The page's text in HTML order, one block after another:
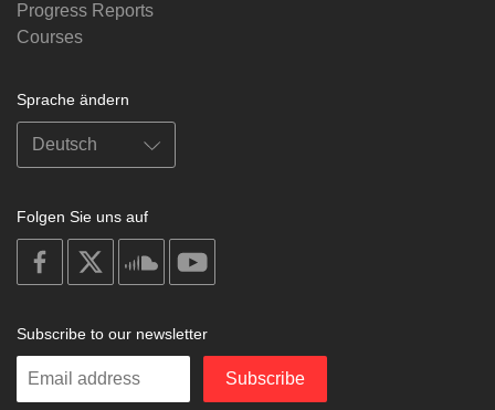
Progress Reports
Courses
Sprache ändern
Folgen Sie uns auf
on
facebook
soundcloud
Subscribe to our newsletter
Enter
Subscribe